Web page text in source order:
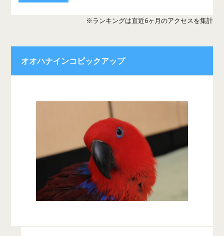
※ランキングは直近6ヶ月のアクセスを集計
オオハナインコピックアップ